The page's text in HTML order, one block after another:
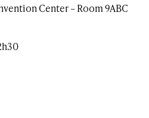
Center – Room 9ABC